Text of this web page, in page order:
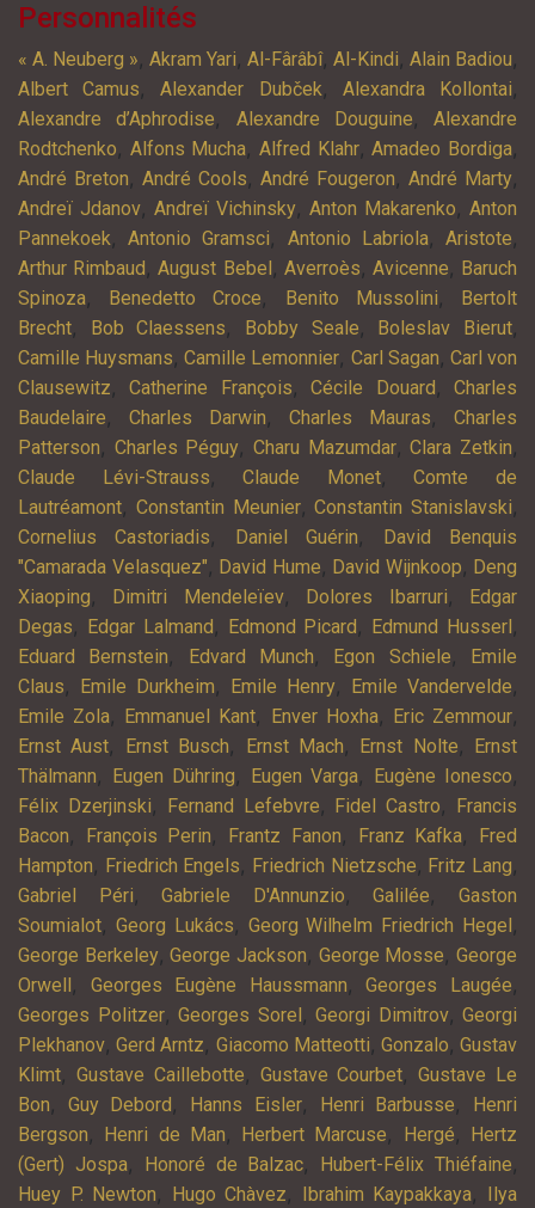
Personnalités
« A. Neuberg », Akram Yari, Al-Fârâbî, Al-Kindi, Alain Badiou,
Albert Camus,Alexander Dubček, Alexandra Kollontai,
Alexandre d’Aphrodise, Alexandre Douguine, Alexandre
Rodtchenko, Alfons Mucha,Alfred Klahr,Amadeo Bordiga,
André Breton, André Cools, André Fougeron, André Marty,
Andreï Jdanov, Andreï Vichinsky, Anton Makarenko, Anton
Pannekoek,Antonio Gramsci, Antonio Labriola,Aristote,
Arthur Rimbaud ,August Bebel , Averroès, Avicenne, Baruch
Spinoza, Benedetto Croce, Benito Mussolini,
Bertolt
Brecht, Bob Claessens, Bobby Seale, Boleslav Bierut,
Camille Huysmans,Camille Lemonnier, Carl Sagan, Carl von
Clausewitz,Catherine François,Cécile Douard ,Charles
Baudelaire, Charles Darwin, Charles Mauras, Charles
Patterson, Charles Péguy,Charu Mazumdar,Clara Zetkin,
Claude Lévi-Strauss,Claude Monet,Comte de
Lautréamont, Constantin Meunier,Constantin Stanislavski,
Cornelius Castoriadis, Daniel Guérin,
David Benquis
"Camarada Velasquez", David Hume, David Wijnkoop, Deng
Xiaoping, Dimitri Mendeleïev, Dolores Ibarruri,
Edgar
Degas, Edgar Lalmand , Edmond Picard , Edmund Husserl ,
Eduard Bernstein, Edvard Munch, Egon Schiele,
Emile
Claus, Emile Durkheim, Emile Henry, Emile Vandervelde,
Emile Zola, Emmanuel Kant, Enver Hoxha, Eric Zemmour,
Ernst Aust, Ernst Busch, Ernst Mach, Ernst Nolte,
Ernst
Thälmann, Eugen Dühring, Eugen Varga, Eugène Ionesco,
Félix Dzerjinski, Fernand Lefebvre, Fidel Castro,
Francis
Bacon, François Perin, Frantz Fanon, Franz Kafka,
Fred
Hampton, Friedrich Engels, Friedrich Nietzsche, Fritz Lang,
Gabriel Péri,Gabriele D'Annunzio,Galilée,Gaston
Soumialot, Georg Lukács, Georg Wilhelm Friedrich Hegel ,
George Berkeley,George Jackson, George Mosse,George
Orwell , Georges Eugène Haussmann,Georges Laugée,
Georges Politzer, Georges Sorel , Georgi Dimitrov, Georgi
Plekhanov,Gerd Arntz, Giacomo Matteotti, Gonzalo,Gustav
Klimt, Gustave Caillebotte, Gustave Courbet,Gustave Le
Bon, Guy Debord , Hanns Eisler, Henri Barbusse,
Henri
Bergson, Henri de Man, Herbert Marcuse, Hergé,
Hertz
(Gert) Jospa, Honoré de Balzac, Hubert-Félix Thiéfaine,
Huey P. Newton, Hugo Chàvez, Ibrahim Kaypakkaya,
Ilya